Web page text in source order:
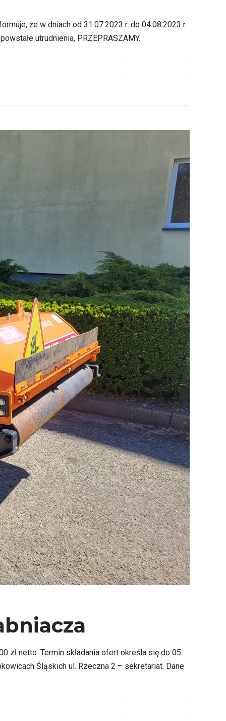
że w dniach od 31.07.2023 r. do 04.08.2023 r.
utrudnienia, PRZEPRASZAMY.
zł netto. Termin składania ofert określa się do 05
Śląskich ul. Rzeczna 2 – sekretariat. Dane